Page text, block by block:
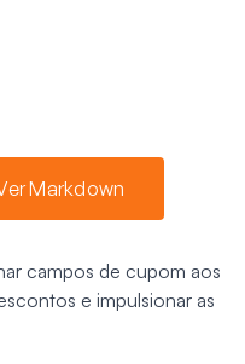
Markdown
campos de cupom aos
e impulsionar as